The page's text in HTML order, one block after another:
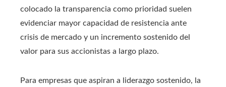
colocado la transparencia como prioridad suelen
evidenciar mayor capacidad de resistencia ante
crisis de mercado y un incremento sostenido del
valor para sus accionistas a largo plazo.
Para empresas que aspiran a liderazgo sostenido, la